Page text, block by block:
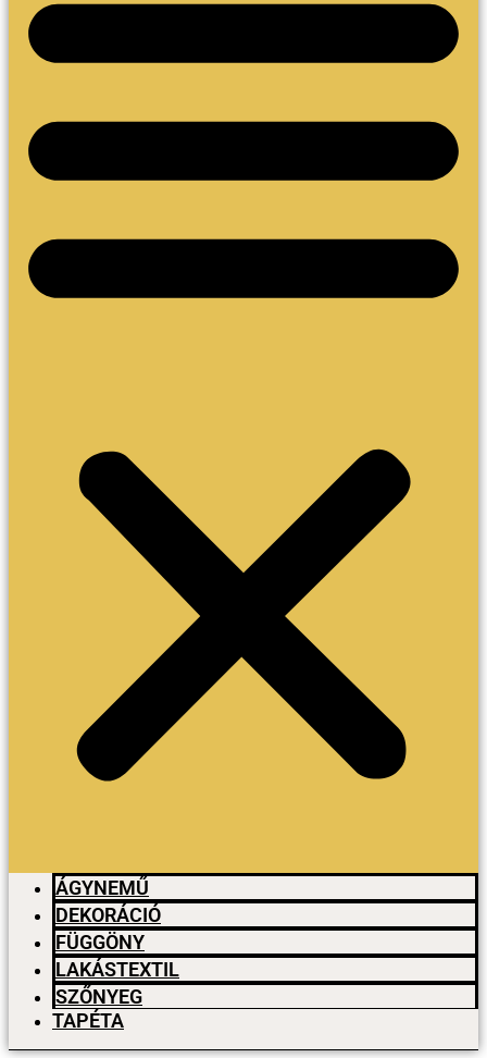
ÁGYNEMŰ
DEKORÁCIÓ
FÜGGÖNY
LAKÁSTEXTIL
SZŐNYEG
TAPÉTA